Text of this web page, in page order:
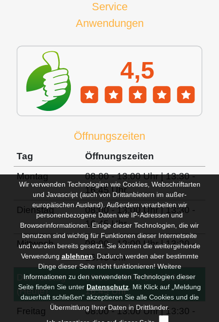
Service
Anwendungen
Öffnungszeiten
Tag
Öffnungszeiten
Montag
08:00 - 13:00 Uhr | 13:30 -
16:45 Uhr
Dienstag
08:00 - 13:00 Uhr | 13:30 -
16:45 Uhr
Mittwoch
08:00 - 13:00 Uhr | 13:30 -
16:45 Uhr
Donnerstag
(Heute)
08:00 - 13:00 Uhr | 13:30 -
16:45 Uhr
Freitag
08:00 - 13:00 Uhr | 13:30 -
Wir verwenden Technologien wie Cookies, Webschriftarten
und Javascript (auch von Drittanbietern im außer-
europäischen Ausland). Außerdem verarbeiten wir
personenbezogene Daten wie IP-Adressen und
Browserinformationen. Einige dieser Technologien, die wir
benutzen sind wichtig für Funktionen dieser Internetseite
und wurden bereits gesetzt. Sie können die weitergehende
Verwendung ablehnen. Dadurch werden aber bestimmte
Dinge dieser Seite nicht funktionieren! Weitere
Informationen zu den verwendeten Technologien dieser
Seite finden Sie unter Datenschutz . Mit Klick auf „Meldung
dauerhaft schließen“ akzeptieren Sie alle Cookies und die
Übermittlung Ihrer Daten in Drittländer.